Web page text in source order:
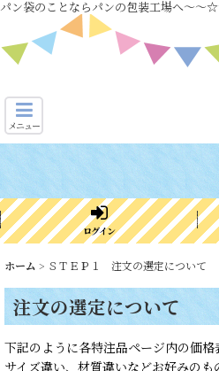
パン袋のことならパンの包装工場へ～
メニュー
ログイン
ホーム > ＳＴＥＰ１ 注文の選定について
注文の選定について
下記のように各特注品ページ内の価格
サイズ違い、材質違いなどお好みの